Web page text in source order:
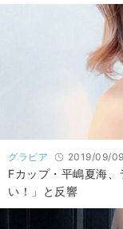
グラビア 2019/09/09
Fカップ・平嶋夏海
い！」と反響